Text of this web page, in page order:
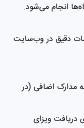
انجام می‌شود.
دقیق در وب‌سایت
مدارک اضافی (در
دریافت ویزای